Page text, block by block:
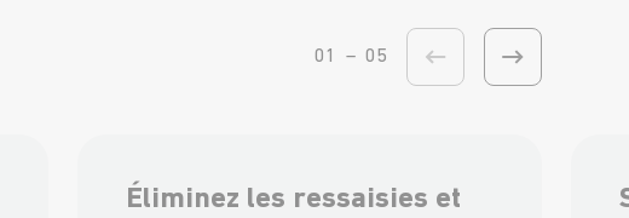
01 – 05
Éliminez les ressaisies et